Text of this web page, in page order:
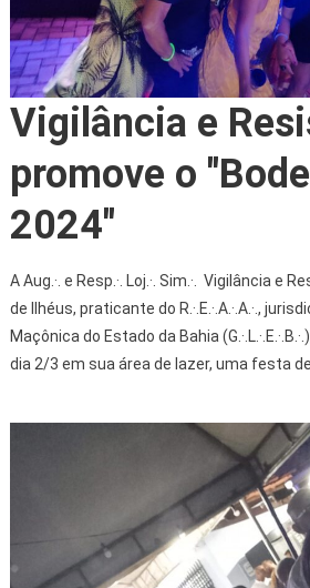
Vigilância e
promove o
2024"
A Aug.·. e Resp.·. Loj.·. Sim.·. Vigilância e
de Ilhéus, praticante do R.·.E.·.A.·.A.·.,
Maçônica do Estado da Bahia
dia 2/3 em sua área de lazer, uma festa